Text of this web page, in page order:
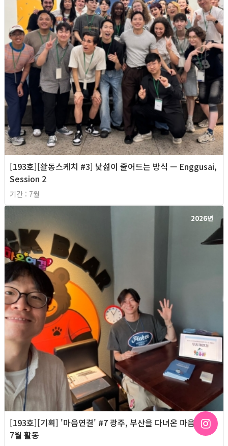
[193호][활동스케치 #3] 낯섦이 줄어드는 방식 — Enggusai,
Session 2
기간 : 7월
2026년
[193호][기획] '마음연결' #7 광주, 부산을 다녀온 마음연결
7월 활동